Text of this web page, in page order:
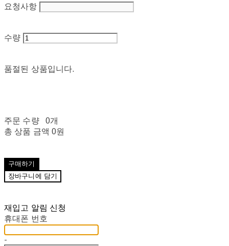
요청사항
수량
품절된 상품입니다.
주문 수량
0개
총 상품 금액 0원
구매하기
장바구니에 담기
재입고 알림 신청
휴대폰 번호
-